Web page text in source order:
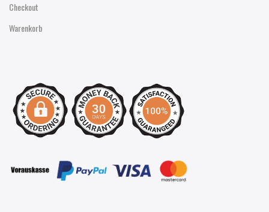
Checkout
Warenkorb